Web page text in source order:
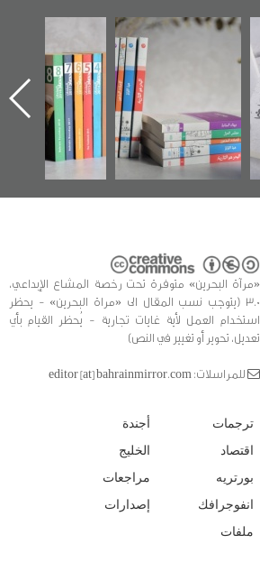
تصنيف موضوعي
للوثائق البريطانية
يقدمه «مركز أوال»
في سلسلة من 5
كتب
تصدر حصاد
الساحات 2019
«مرآة البحرين» متوفرة تحت رخصة المشاع الإبداعي،
3.0 (يتوجب نسب المقال الى «مراة البحرين» - يحظر
استخدام العمل لأية غايات تجارية - يُحظر القيام بأي
تعديل، تحوير أو تغيير في النص)
للمراسلات: editor [at] bahrainmirror.com
ترجمات
اقتصاد
بورتريه
انفوجرافك
ملفات
أجندة
الخليج
مراجعات
إصدارات